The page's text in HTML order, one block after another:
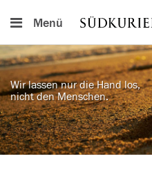
Menü
Wir lassen nur die Hand los,
nicht den Menschen.